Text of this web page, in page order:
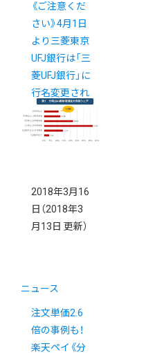
《ご注意くだ
さい》4月1日
より三菱東京
UFJ銀行は「三
菱UFJ銀行」に
行名変更され
ました
2018年3月16
日 （2018年3
月13日 更新）
ニュース
注文単価2.6
倍の事例も！
楽天ペイ《分